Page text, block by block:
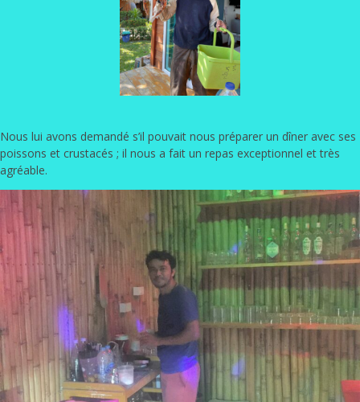
Nous lui avons demandé s’il pouvait nous préparer un dîner avec ses
poissons et crustacés ; il nous a fait un repas exceptionnel et très
agréable.